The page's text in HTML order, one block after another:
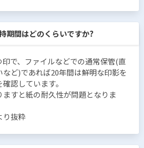
期間はどのくらいですか?
で、ファイルなどでの通常保管(直
ど)であれば20年間は鮮明な印影を
認しています。
ますと紙の耐久性が問題となりま
り抜粋